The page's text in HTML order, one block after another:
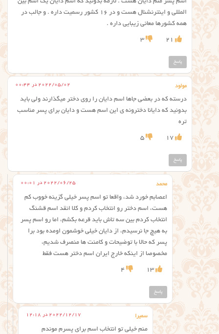
اسم پسر منم دایان هست . لازمه بدونید که اسم دایان یک اسم بین
المللی و اینترنشنال هست و در ۱۶ کشور رسمیت داره . و جالب در
همه کشورها معانی زیبایی داره .
21
3
پاسخ
مولود 2022/05/02 در 00:44
درسته که در بعضی جاها اسم دایان را روی دختر میگذارند و‌لی باید
بدونید که دایانا دخترونه ی این اسم هست و دایان برای پسر مناسب
تره
17
5
پاسخ
محمد 2022/06/25 در 00:01
اعصابم خورد شد، واقعا تو اسم پسر خیلی گزینه خووب کم
هست، اسم دختر رو انتخاب کردم و کلا انقد اسم قشنگ
انتخاب کردم بین سه تاش باید قرعه بکشم، اما رو اسم پسر
به هیچ جا نرسیدم، از دایان خیلی خوشمون اومده بود برا
پسر که حالا با توضیحات و کامنت ها منصرف شدیم،
مخصوصا از اینکه خارج ایران اسم دختر هست فقط
13
4
پاسخ
سمیرا 2022/12/17 در 12:18
منم خیلی تو انتخاب اسم برای پسرم موندم